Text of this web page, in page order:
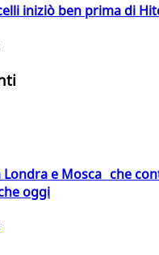
iniziò ben prima di
Londra e Mosca che
oggi